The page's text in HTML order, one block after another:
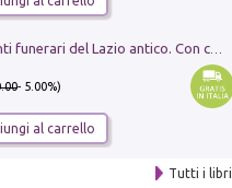
I monumenti funerari del Lazio antico. Con cartella con tavole
- 5.00%)
al carrello
Tutti i libri